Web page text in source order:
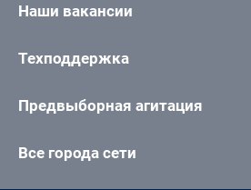
Наши вакансии
Техподдержка
Предвыборная агитация
Все города сети